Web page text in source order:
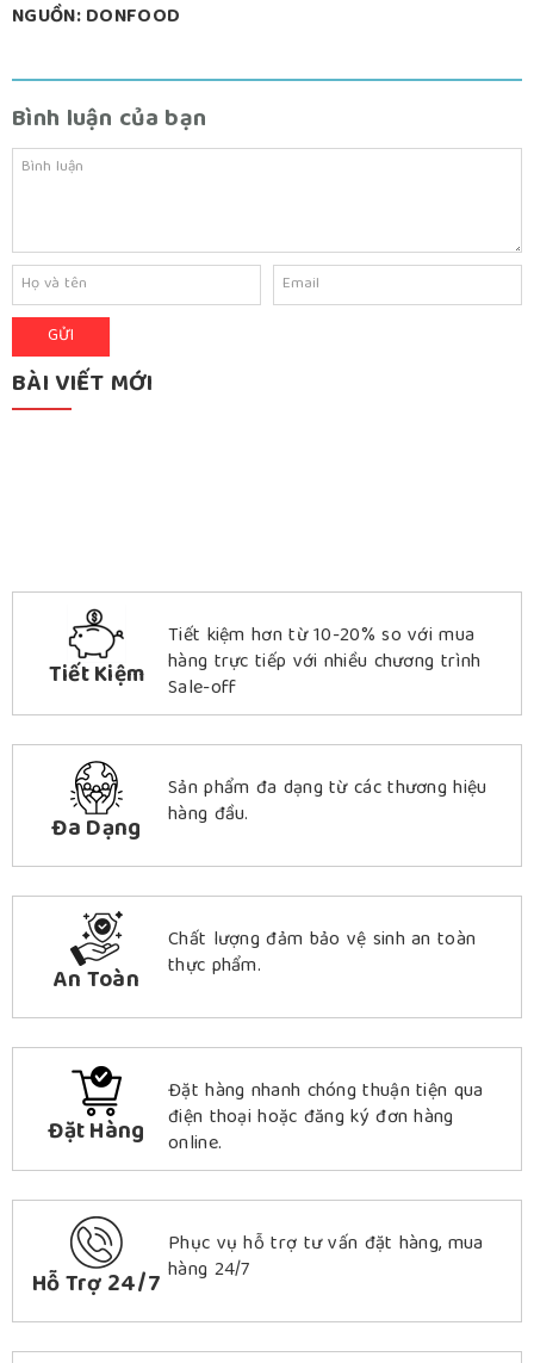
NGUỒN: DONFOOD
Bình luận của bạn
BÀI VIẾT MỚI
Tiết Kiệm
Tiết kiệm hơn từ 10-20% so với mua
hàng trực tiếp với nhiều chương trình
Sale-off
Đa Dạng
Sản phẩm đa dạng từ các thương hiệu
hàng đầu.
An Toàn
Chất lượng đảm bảo vệ sinh an toàn
thực phẩm.
Đặt Hàng
Đặt hàng nhanh chóng thuận tiện qua
điện thoại hoặc đăng ký đơn hàng
online.
Hỗ Trợ 24/7
Phục vụ hỗ trợ tư vấn đặt hàng, mua
hàng 24/7